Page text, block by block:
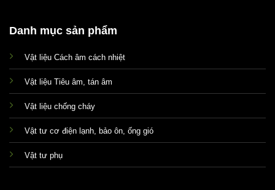
Danh mục sản phẩm
Vật liệu Cách âm cách nhiệt
Vật liệu Tiêu âm, tán âm
Vật liệu chống cháy
Vật tư cơ điện lạnh, bảo ôn, ống gió
Vật tư phụ